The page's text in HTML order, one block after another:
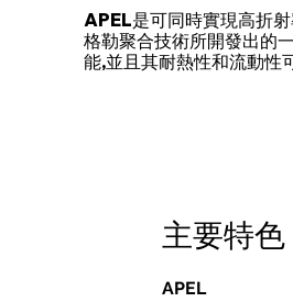
APEL是可同時實現高折
格勒聚合技術所開發出
能,並且其耐熱性和流動性
主要特色
APEL